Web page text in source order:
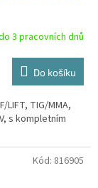
3 pracovních dnů
Do košíku
LIFT, TIG/MMA,
V, s kompletním
Kód: 816905